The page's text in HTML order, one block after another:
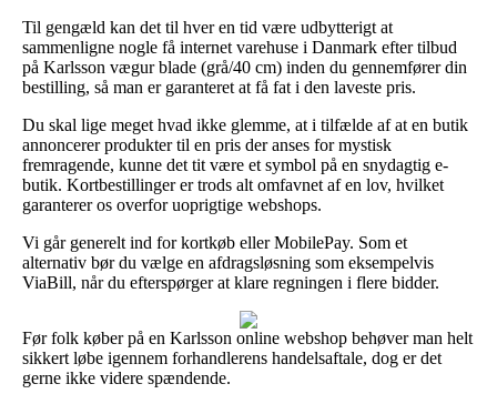
Til gengæld kan det til hver en tid være udbytterigt at
sammenligne nogle få internet varehuse i Danmark efter tilbud
på Karlsson vægur blade (grå/40 cm) inden du gennemfører din
bestilling, så man er garanteret at få fat i den laveste pris.
Du skal lige meget hvad ikke glemme, at i tilfælde af at en butik
annoncerer produkter til en pris der anses for mystisk
fremragende, kunne det tit være et symbol på en snydagtig e-
butik. Kortbestillinger er trods alt omfavnet af en lov, hvilket
garanterer os overfor uoprigtige webshops.
Vi går generelt ind for kortkøb eller MobilePay. Som et
alternativ bør du vælge en afdragsløsning som eksempelvis
ViaBill, når du efterspørger at klare regningen i flere bidder.
Før folk køber på en Karlsson online webshop behøver man helt
sikkert løbe igennem forhandlerens handelsaftale, dog er det
gerne ikke videre spændende.